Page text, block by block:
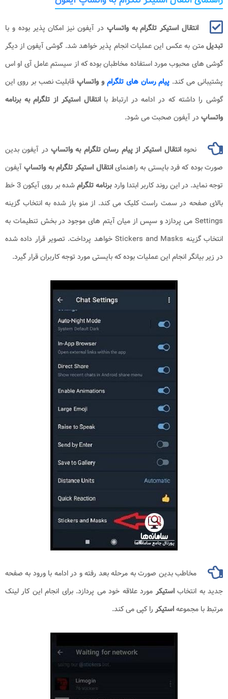
انتقال استیکر تلگرام به واتساپ در آیفون نیز امکان پذیر بوده و با
تبدیلمتن به عکس این عملیات انجام پذیر خواهد شد. گوشی آیفون از دیگر
گوشی های محبوب مورد استفاده مخاطبان بوده که از سیستم عامل آی او اس
پشتیبانی می کند. پیام رسان های تلگرام و واتساپقابلیت نصب بر روی این
گوشی را داشته که در ادامه در ارتباط باانتقال استیکر از تلگرام به برنامه
واتساپدر آیفون صحبت می شود.
نحوهانتقال استیکر از پیام رسان تلگرام به واتساپدر آیفون بدین
صورت بوده که فرد بایستی به راهنمایانتقال استیکر تلگرام به واتساپآیفون
توجه نماید. در این روند کاربر ابتدا واردبرنامه تلگرام
شده بر روی آیکون 3 خط
بالای صفحه در سمت راست کلیک می کند. از منو باز شده به انتخاب گزینه
Settings می پردازد و سپس از میان آیتم های موجود در بخش تنطیمات به
انتخاب گزینه Stickers and Masks خواهد پرداخت. تصویر قرار داده شده
در زیر بیانگر انجام این عملیات بوده که بایستی مورد توجه کاربران قرار گیرد.
مخاطب بدین صورت به مرحله بعد رفته و در ادامه با ورود به صفحه
جدید به انتخاباستیکر مورد علاقه خود می پردازد. برای انجام این کار لینک
مرتبط با مجموعهاستیکررا کپی می کند.